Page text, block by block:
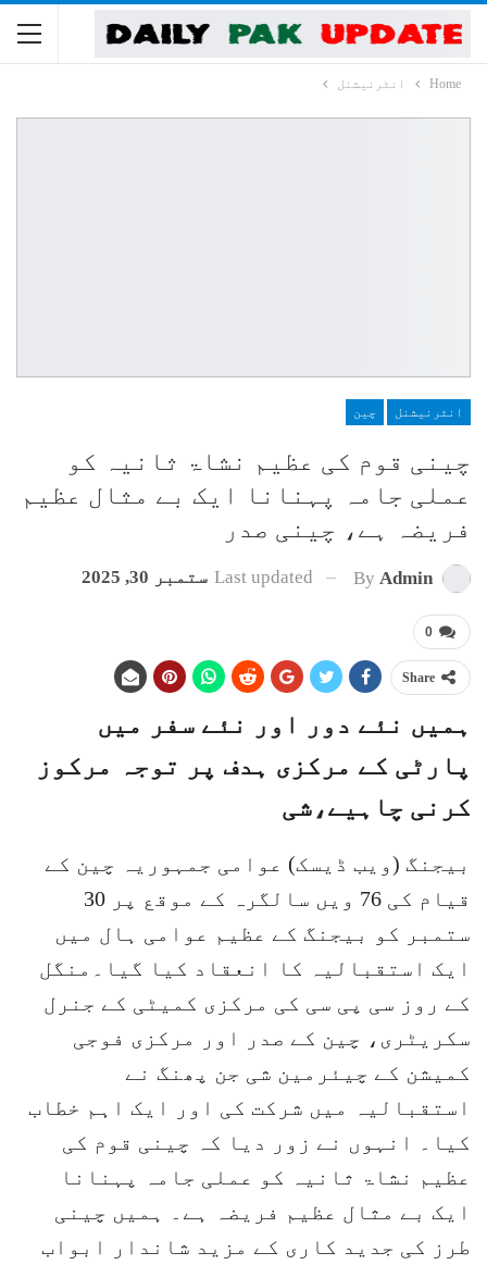
Home انٹرنیشنل
انٹرنیشنل چین
چینی قوم کی عظیم نشاۃ ثانیہ کو
عملی جامہ پہنانا ایک بے مثال عظیم
فریضہ ہے، چینی صدر
By Admin
Last updated ستمبر 30, 2025
0
Share
ہمیں نئے دور اور نئے سفر میں
پارٹی کے مرکزی ہدف پر توجہ مرکوز
کرنی چاہیے،شی
بیجنگ (ویب ڈیسک) عوامی جمہوریہ چین کے
قیام کی 76 ویں سالگرہ کے موقع پر 30
ستمبر کو بیجنگ کے عظیم عوامی ہال میں
ایک استقبالیہ کا انعقاد کیا گیا۔منگل
کے روز سی پی سی کی مرکزی کمیٹی کے جنرل
سکریٹری، چین کے صدر اور مرکزی فوجی
کمیشن کے چیئرمین شی جن پھنگ نے
استقبالیہ میں شرکت کی اور ایک اہم خطاب
کیا۔ انہوں نے زور دیا کہ چینی قوم کی
عظیم نشاۃ ثانیہ کو عملی جامہ پہنانا
ایک بے مثال عظیم فریضہ ہے۔ ہمیں چینی
طرز کی جدید کاری کے مزید شاندار ابواب